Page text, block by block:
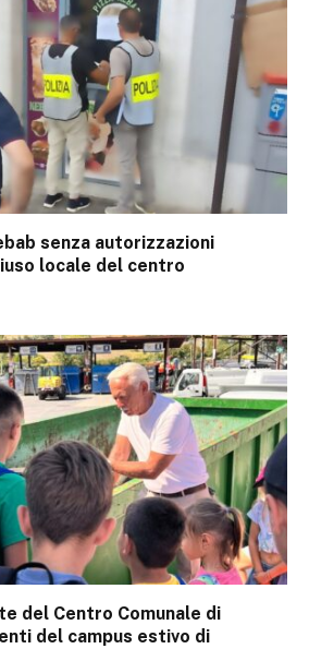
senza autorizzazioni
locale del centro
del Centro Comunale di
del campus estivo di